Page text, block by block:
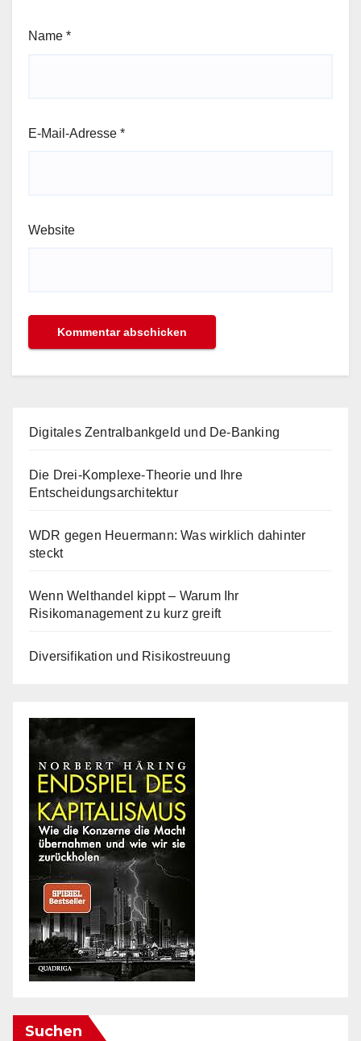
Name *
E-Mail-Adresse *
Website
Digitales Zentralbankgeld und De-Banking
Die Drei-Komplexe-Theorie und Ihre
Entscheidungsarchitektur
WDR gegen Heuermann: Was wirklich dahinter
steckt
Wenn Welthandel kippt – Warum Ihr
Risikomanagement zu kurz greift
Diversifikation und Risikostreuung
Suchen